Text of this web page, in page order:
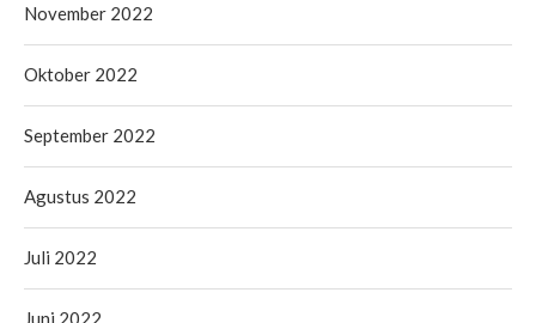
November 2022
Oktober 2022
September 2022
Agustus 2022
Juli 2022
Juni 2022